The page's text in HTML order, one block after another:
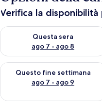
Verifica la
Questa sera
ago 7 - ago 8
Verifica la disponibilità per
Questo fine settimana
ago 7 - ago 9
Verifica la disponibilità per